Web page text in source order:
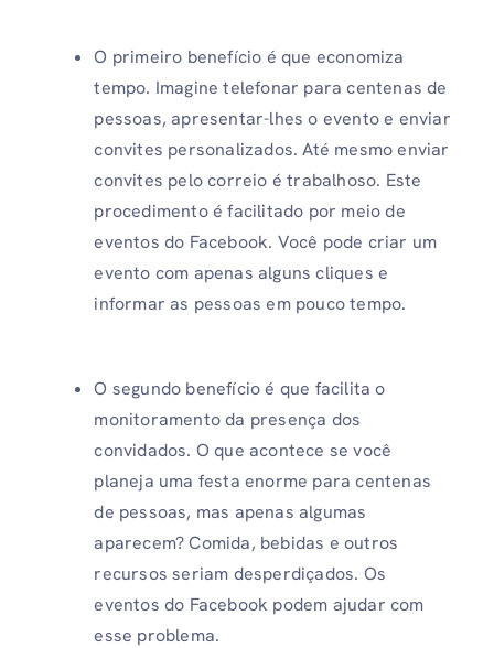
O primeiro benefício é que economiza
tempo. Imagine telefonar para centenas de
pessoas, apresentar-lhes o evento e enviar
convites personalizados. Até mesmo enviar
convites pelo correio é trabalhoso. Este
procedimento é facilitado por meio de
eventos do Facebook. Você pode criar um
evento com apenas alguns cliques e
informar as pessoas em pouco tempo.
O segundo benefício é que facilita o
monitoramento da presença dos
convidados. O que acontece se você
planeja uma festa enorme para centenas
de pessoas, mas apenas algumas
aparecem? Comida, bebidas e outros
recursos seriam desperdiçados. Os
eventos do Facebook podem ajudar com
esse problema.